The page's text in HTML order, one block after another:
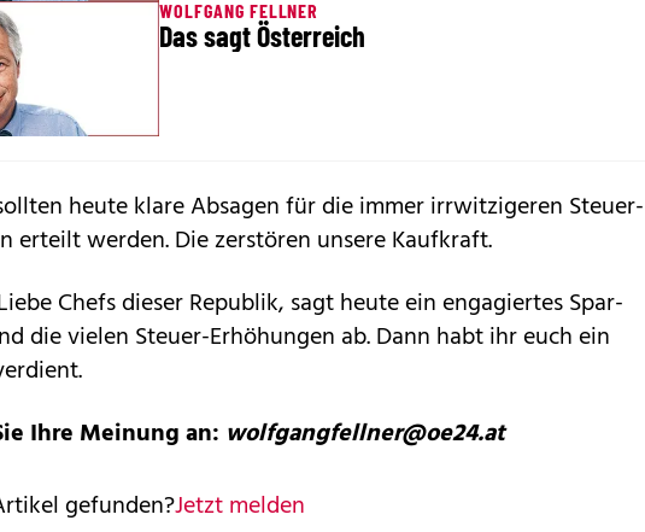
WOLFGANG FELLNER
Das sagt Österreich
heute klare Absagen für die immer irrwitzigeren Steuer-
erteilt werden. Die zerstören unsere Kaufkraft.
Chefs dieser Republik, sagt heute ein engagiertes Spar-
die vielen Steuer-Erhöhungen ab. Dann habt ihr euch ein
Ihre Meinung an: wolfgangfellner@oe24.at
gefunden?Jetzt melden